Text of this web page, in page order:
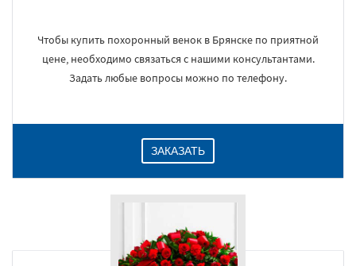
Чтобы купить похоронный венок в Брянске по приятной
цене, необходимо связаться с нашими консультантами.
Задать любые вопросы можно по телефону.
ЗАКАЗАТЬ